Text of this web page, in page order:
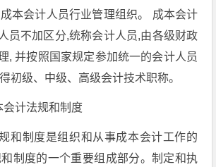
本会计人员行业管理组织。 成本会计
员不加区分,统称会计人员,由各级财政
, 并按照国家规定参加统一的会计人员
初级、中级、高级会计技术职称。
会计法规和制度
和制度是组织和从事成本会计工作的
制度的一个重要组成部分。制定和执